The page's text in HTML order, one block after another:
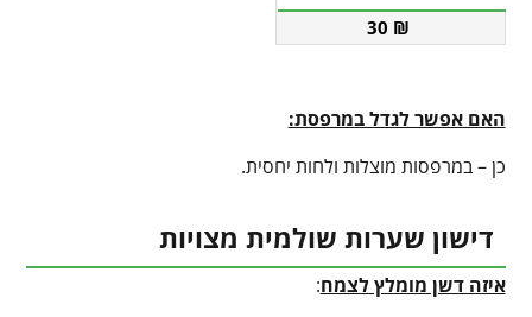
30 ₪
האם אפשר לגדל במרפסת:
כן – במרפסות מוצלות ולחות יחסית.
דישון שערות שולמית מצויות
איזה דשן מומלץ לצמח: